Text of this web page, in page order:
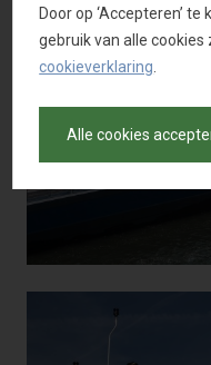
Door op ‘Accepteren’
gebruik van alle
cookieverklaring
Alle cookies